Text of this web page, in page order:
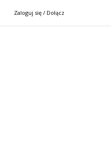
Zaloguj się / Dołącz